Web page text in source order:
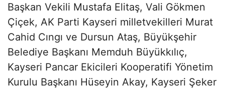
Başkan Vekili Mustafa Elitaş, Vali Gökmen
Çiçek, AK Parti Kayseri milletvekilleri Murat
Cahid Cıngı ve Dursun Ataş, Büyükşehir
Belediye Başkanı Memduh Büyükkılıç,
Kayseri Pancar Ekicileri Kooperatifi Yönetim
Kurulu Başkanı Hüseyin Akay, Kayseri Şeker